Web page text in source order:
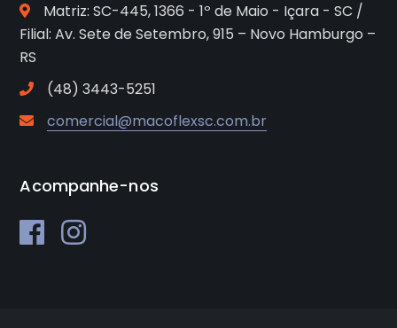
Matriz: SC-445, 1366 - 1º de Maio - Içara - SC /
Filial: Av. Sete de Setembro, 915 – Novo Hamburgo –
RS
(48) 3443-5251
comercial@macoflexsc.com.br
Acompanhe-nos